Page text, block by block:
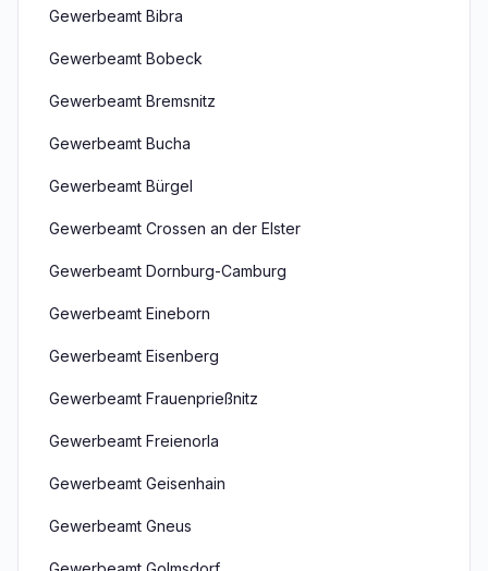
Gewerbeamt Bibra
Gewerbeamt Bobeck
Gewerbeamt Bremsnitz
Gewerbeamt Bucha
Gewerbeamt Bürgel
Gewerbeamt Crossen an der Elster
Gewerbeamt Dornburg-Camburg
Gewerbeamt Eineborn
Gewerbeamt Eisenberg
Gewerbeamt Frauenprießnitz
Gewerbeamt Freienorla
Gewerbeamt Geisenhain
Gewerbeamt Gneus